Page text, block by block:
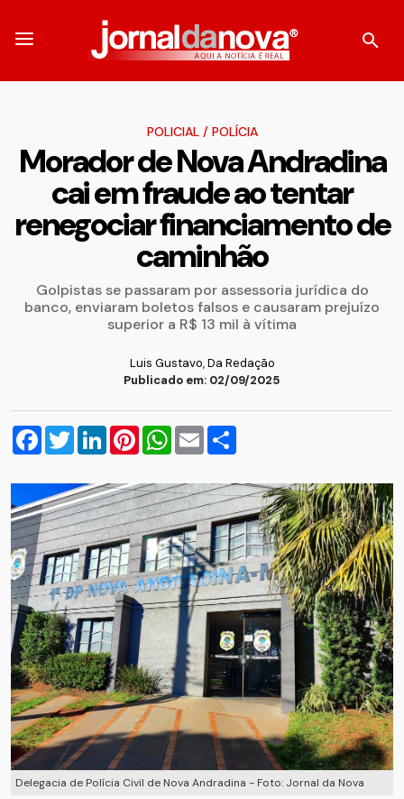
POLICIAL/ POLÍCIA
Morador de Nova Andradina
cai em fraude ao tentar
renegociar financiamento de
caminhão
Golpistas se passaram por assessoria jurídica do
banco, enviaram boletos falsos e causaram prejuízo
superior a R$ 13 mil à vítima
Luis Gustavo, Da Redação
Publicado em: 02/09/2025
Facebook
TwitterLinkedInPinterestWhatsApp
Email
Delegacia de Polícia Civil de Nova Andradina - Foto: Jornal da Nova